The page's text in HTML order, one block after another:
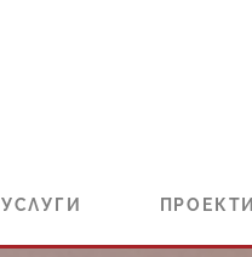
УСЛУГИ ПРОЕКТИ